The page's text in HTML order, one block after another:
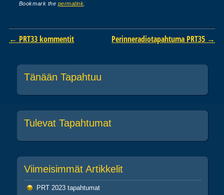
Bookmark the permalink
Post navigation
← PRT33 kommentit Perinneradiotapahtuma PRT35 →
Tänään Tapahtuu
Tulevat Tapahtumat
Viimeisimmät Artikkelit
PRT 2023 tapahtumat